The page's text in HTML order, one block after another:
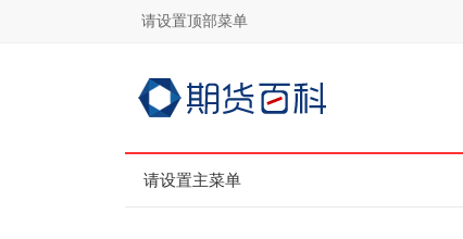
请设置顶部菜单
请设置主菜单